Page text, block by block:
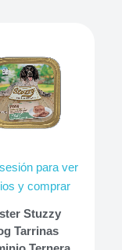
para ver
y comprar
Stuzzy
Tarrinas